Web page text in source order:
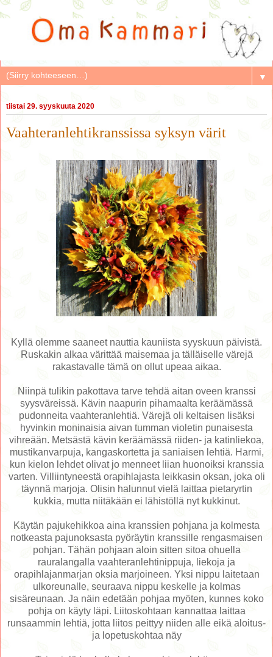
▼
tiistai 29. syyskuuta 2020
Vaahteranlehtikranssissa syksyn värit
Kyllä olemme saaneet nauttia kauniista syyskuun päivistä.
Ruskakin alkaa värittää maisemaa ja tälläiselle värejä
rakastavalle tämä on ollut upeaa aikaa.
Niinpä tulikin pakottava tarve tehdä aitan oveen kranssi
syysväreissä. Kävin naapurin pihamaalta keräämässä
pudonneita vaahteranlehtiä. Värejä oli keltaisen lisäksi
hyvinkin moninaisia aivan tumman violetin punaisesta
vihreään. Metsästä kävin keräämässä riiden- ja katinliekoa,
mustikanvarpuja, kangaskortetta ja saniaisen lehtiä. Harmi,
kun kielon lehdet olivat jo menneet liian huonoiksi kranssia
varten. Villiintyneestä orapihlajasta leikkasin oksan, joka oli
täynnä marjoja. Olisin halunnut vielä laittaa pietaryrtin
kukkia, mutta niitäkään ei lähistöllä nyt kukkinut.
Käytän pajukehikkoa aina kranssien pohjana ja kolmesta
notkeasta pajunoksasta pyöräytin kranssille rengasmaisen
pohjan. Tähän pohjaan aloin sitten sitoa ohuella
rauralangalla vaahteranlehtinippuja, liekoja ja
orapihlajanmarjan oksia marjoineen. Yksi nippu laitetaan
ulkoreunalle, seuraava nippu keskelle ja kolmas
sisäreunaan. Ja näin edetään pohjaa myöten, kunnes koko
pohja on käyty läpi. Liitoskohtaan kannattaa laittaa
runsaammin lehtiä, jotta liitos peittyy niiden alle eikä aloitus-
ja lopetuskohtaa näy